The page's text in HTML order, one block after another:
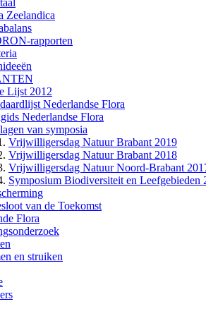
Zeelandica
rapporten
Lijst 2012
Nederlandse Flora
Nederlandse Flora
van symposia
Vrijwilligersdag Natuur Brabant 2019
Vrijwilligersdag Natuur Brabant 2018
Vrijwilligersdag Natuur Noord-Brabant
Symposium Biodiversiteit en Leefgebieden
van de Toekomst
Flora
en struiken